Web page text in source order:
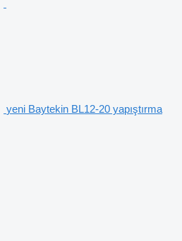
yeni Baytekin BL12-20 yapıştırma